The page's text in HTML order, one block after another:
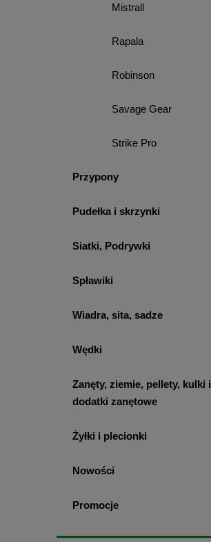
Mistrall
Rapala
Robinson
Savage Gear
Strike Pro
Przypony
Pudełka i skrzynki
Siatki, Podrywki
Spławiki
Wiadra, sita, sadze
Wędki
Zanęty, ziemie, pellety, kulki i
dodatki zanętowe
Żyłki i plecionki
Nowości
Promocje